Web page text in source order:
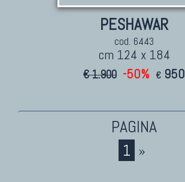
Tappeti Turchi Vecchi E Nuovi
Tappeti Turcomanni Vecchi E Nuovi
Tappeti Dal Mondo
PESHAWAR
cod. 6443
cm 124 x 184
€ 1.900 -50% € 950
1 »